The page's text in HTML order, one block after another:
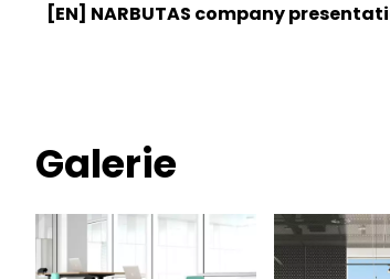
[EN] NARBUTAS company
Galerie